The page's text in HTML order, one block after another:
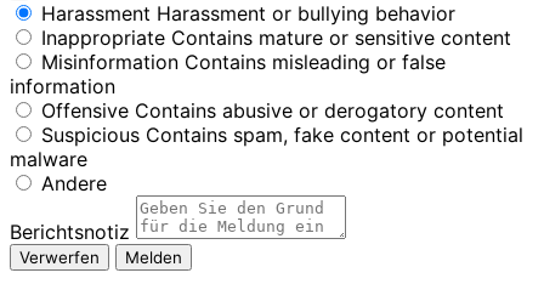
Harassment Harassment or bullying behavior
Inappropriate Contains mature or sensitive content
Misinformation Contains misleading or false
information
Offensive Contains abusive or derogatory content
Suspicious Contains spam, fake content or potential
malware
Andere
Berichtsnotiz
Melden